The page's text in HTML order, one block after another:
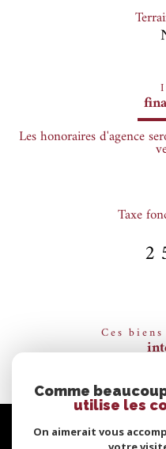
Les honoraires d'agence
Taxe
2
Ces
Comme
utilise les
On aimerait vous